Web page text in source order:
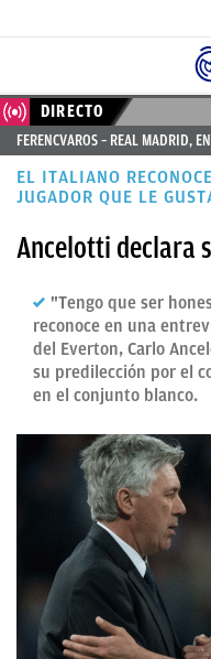
ÚLTIMAS
NOTICIAS
REAL
CANTERA
FICHAJES
DIRECTO
FEMENINO
PAPARAZZI
OKDIARIO
DIRECTO
FERENCVAROS – REAL MADRID,
EL ITALIANO
JUGADOR QUE LE
Ancelotti declara
"Tengo que ser
reconoce en una
del Everton, Carlo
su predilección por el
en el conjunto blanco.